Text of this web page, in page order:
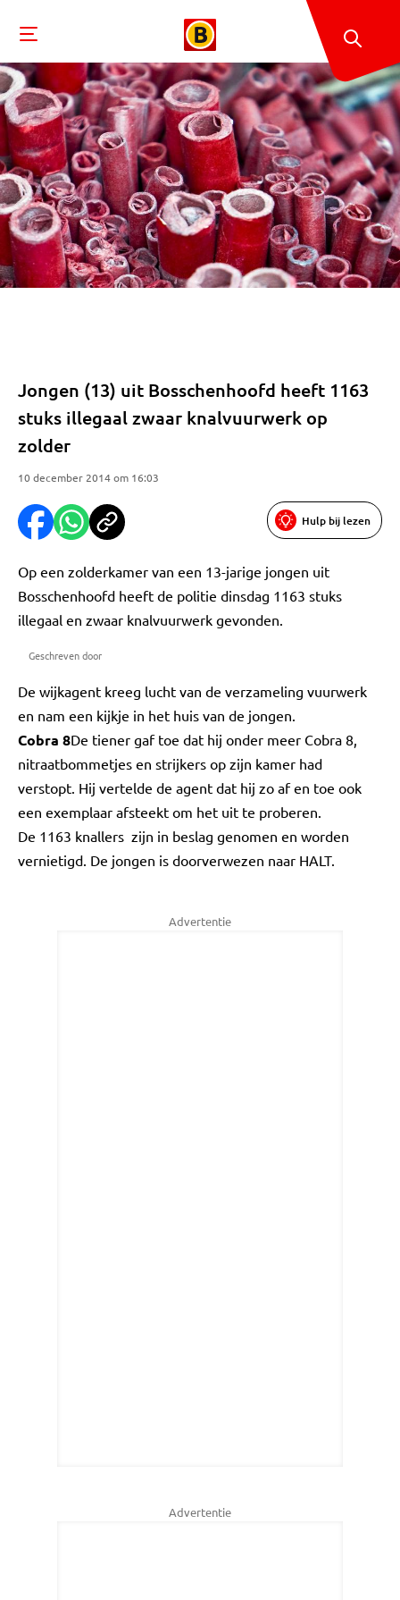
Jongen (13) uit Bosschenhoofd heeft 1163
stuks illegaal zwaar knalvuurwerk op
zolder
10 december 2014 om 16:03
Hulp bij lezen
Op een zolderkamer van een 13-jarige jongen uit
Bosschenhoofd heeft de politie dinsdag 1163 stuks
illegaal en zwaar knalvuurwerk gevonden.
Geschreven door
De wijkagent kreeg lucht van de verzameling vuurwerk
en nam een kijkje in het huis van de jongen.
Cobra 8De tiener gaf toe dat hij onder meer Cobra 8,
nitraatbommetjes en strijkers op zijn kamer had
verstopt. Hij vertelde de agent dat hij zo af en toe ook
een exemplaar afsteekt om het uit te proberen.
De 1163 knallers zijn in beslag genomen en worden
vernietigd. De jongen is doorverwezen naar HALT.
Advertentie
Advertentie